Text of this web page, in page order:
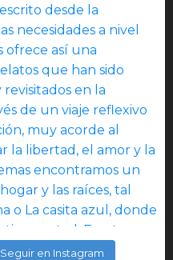
Seguir en Instagram